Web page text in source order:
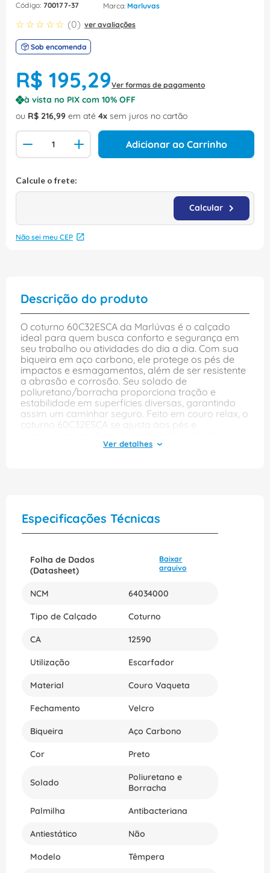
: 700177-37 Marluvas
☆ ☆ ☆ ☆ ☆ (0) ver avaliações
Sob encomenda
R$ 195,29Ver formas de pagamento
à vista no PIX com 10% OFF
ou R$ 216,99 em até 4 sem juros no cartão
Adicionar ao Carrinho
Não sei meu CEP
Descrição do produto
O coturno 60C32ESCA da Marlúvas é o calçado
ideal para quem busca conforto e segurança em
seu trabalho ou atividades do dia a dia. Com sua
biqueira em aço carbono, ele protege os pés de
impactos e esmagamentos, além de ser resistente
a abrasão e corrosão. Seu solado de
poliuretano/borracha proporciona tração e
estabilidade em superfícies diversas, garantindo
assim um caminhar seguro. Feito em couro relax, o
coturno 60C32ESCA se ajusta aos pés e
palmilha antibacteriana ajuda a manter os pés
para uso geral, sendo uma excelente opção para
trabalho em áreas externas, construção civil,
indústrias e atividades de lazer que exigem
coturno 60C32ESCA e garanta proteção e conforto
para seus pés durante todo o dia!
Especificações Técnicas
Folha de Dados
(Datasheet)
Baixar
arquivo
NCM 64034000
Tipo de Calçado Coturno
CA 12590
Utilização Escarfador
Material Couro Vaqueta
Fechamento Velcro
Biqueira Aço Carbono
Cor Preto
Solado
Poliuretano e
Borracha
Palmilha Antibacteriana
Antiestático Não
Modelo Têmpera